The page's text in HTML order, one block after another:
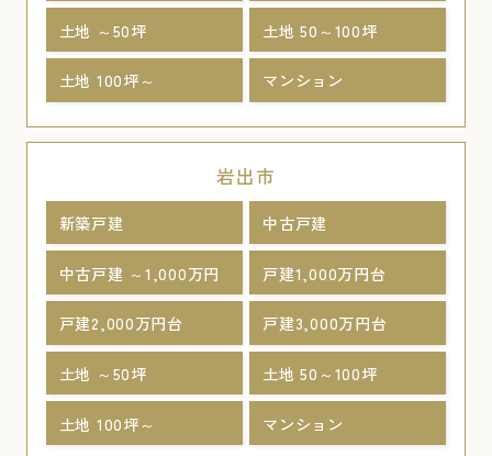
土地 ～50坪 土地 50～100坪
土地 100坪～ マンション
岩出市
新築戸建 中古戸建
中古戸建 ～1,000万円 戸建1,000万円台
戸建2,000万円台 戸建3,000万円台
土地 ～50坪 土地 50～100坪
土地 100坪～ マンション